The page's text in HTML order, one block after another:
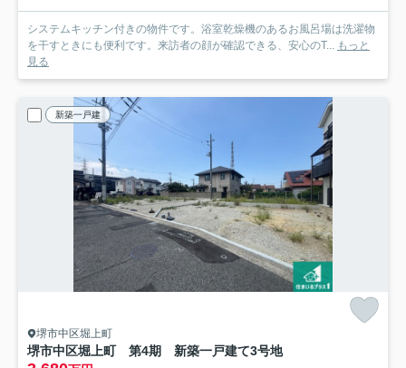
システムキッチン付きの物件です。浴室乾燥機のあるお風呂場は洗濯物
を干すときにも便利です。来訪者の顔が確認できる、安心のT... もっと
見る
新築一戸建
堺市中区堀上町
堺市中区堀上町 第4期 新築一戸建て3号地